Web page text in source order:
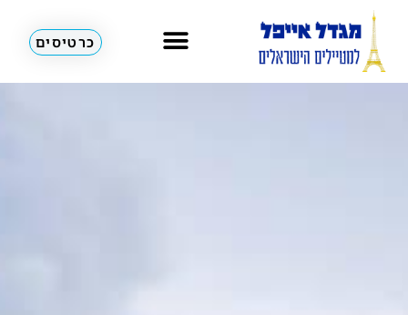
כרטיסים